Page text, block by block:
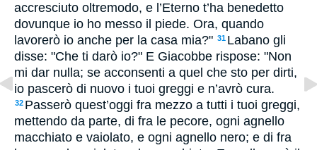
accresciuto oltremodo, e l’Eterno t’ha benedetto
dovunque io ho messo il piede. Ora, quando
lavorerò io anche per la casa mia?" 31 Labano gli
disse: "Che ti darò io?" E Giacobbe rispose: "Non
mi dar nulla; se acconsenti a quel che sto per dirti,
io pascerò di nuovo i tuoi greggi e n’avrò cura.
32 Passerò quest’oggi fra mezzo a tutti i tuoi greggi,
mettendo da parte, di fra le pecore, ogni agnello
macchiato e vaiolato, e ogni agnello nero; e di fra